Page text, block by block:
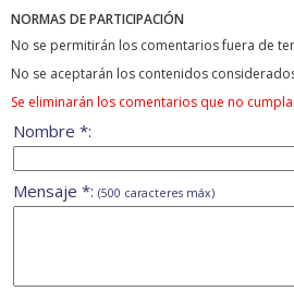
NORMAS DE PARTICIPACIÓN
No se permitirán los comentarios fuera de
No se aceptarán los contenidos
Se eliminarán los comentarios que no
Nombre *:
Mensaje *: (500 caracteres máx)